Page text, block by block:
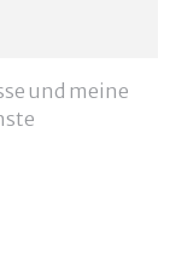
und meine